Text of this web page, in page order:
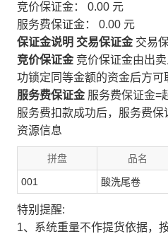
竞价保证金： 0.00 元
服务费保证金： 0.00 元
保证金说明 交易保证金 交易
竞价保证金 竞价保证金由出
功锁定同等金额的资金后方
服务费保证金 服务费保证金=
服务费扣款成功后，服务费保
资源信息
拼盘 品名
001 酸洗尾卷
特别提醒:
1、系统重量不作提货依据，